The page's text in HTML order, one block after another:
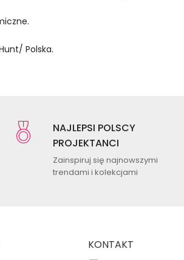
Polska.
NAJLEPSI POLSCY
PROJEKTANCI
Zainspiruj się najnowszymi
trendami i kolekcjami
KONTAKT